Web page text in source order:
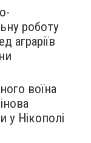
роботу
аграріїв
воїна
у Нікополі